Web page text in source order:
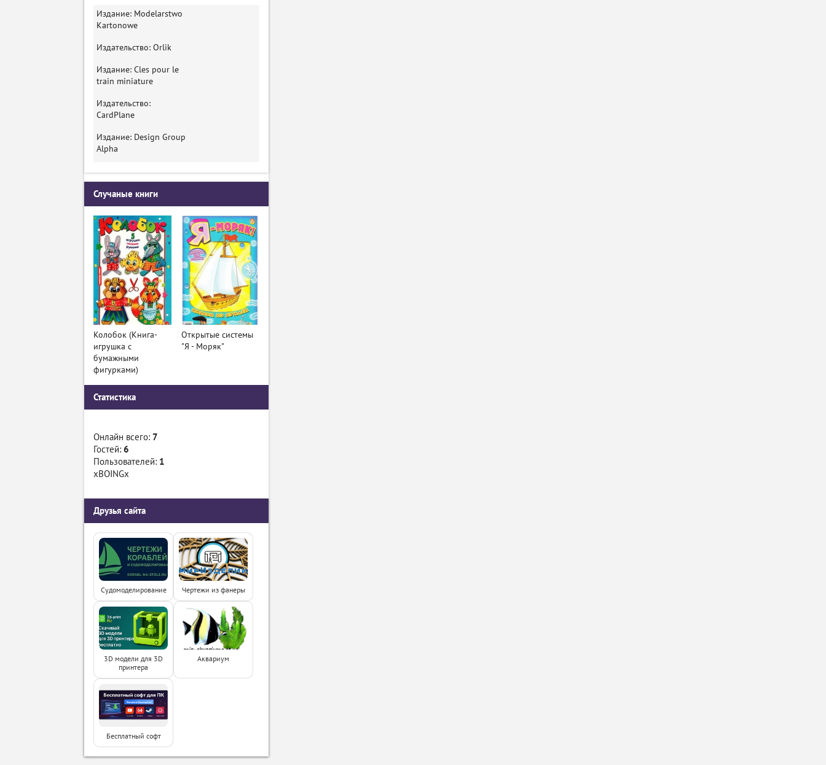
Издание: Modelarstwo
Kartonowe
Издательство: Orlik
Издание: Cles pour le
train miniature
Издательство:
CardPlane
Издание: Design Group
Alpha
Случаные книги
Колобок (Книга-
игрушка с
бумажными
фигурками)
Открытые системы
"Я - Моряк"
Статистика
Онлайн всего: 7
Гостей: 6
Пользователей: 1
xBOINGx
Друзья сайта
Судомоделирование Чертежи из фанеры
3D модели для 3D
принтера
Аквариум
Бесплатный софт